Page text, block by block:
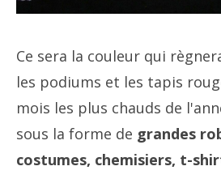
Ce sera la couleur qui
les podiums et les tapis
mois les plus chauds de
sous la forme de grandes
costumes, chemisiers, t-